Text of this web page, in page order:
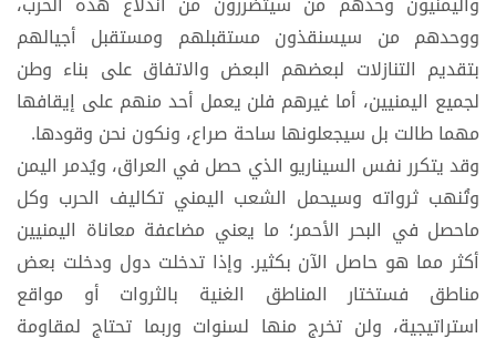
ووحدهم من سيسنقذون مستقبلهم ومستقبل أجيالهم
بتقديم التنازلات لبعضهم البعض والاتفاق على بناء وطن
لجميع اليمنيين، أما غيرهم فلن يعمل أحد منهم على إيقافها
مهما طالت بل سيجعلونها ساحة صراع، ونكون نحن وقودها.
وقد يتكرر نفس السيناريو الذي حصل في العراق، ويُدمر اليمن
وتُنهب ثرواته وسيحمل الشعب اليمني تكاليف الحرب وكل
ماحصل في البحر الأحمر؛ ما يعني مضاعفة معاناة اليمنيين
أكثر مما هو حاصل الآن بكثير. وإذا تدخلت دول ودخلت بعض
مناطق فستختار المناطق الغنية بالثروات أو مواقع
استراتيجية، ولن تخرج منها لسنوات وربما تحتاج لمقاومة